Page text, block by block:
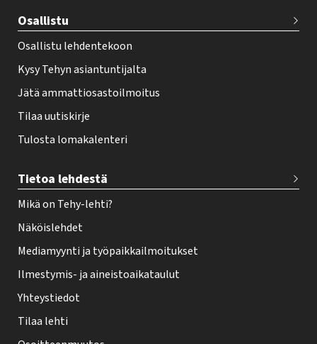
r
Osallistu
Osallistu lehdentekoon
Kysy Tehyn asiantuntijalta
Jätä ammattiosastoilmoitus
Tilaa uutiskirje
Tulosta lomakalenteri
Tietoa lehdestä
Mikä on Tehy-lehti?
Näköislehdet
Mediamyynti ja työpaikkailmoitukset
Ilmestymis- ja aineistoaikataulut
Yhteystiedot
Tilaa lehti